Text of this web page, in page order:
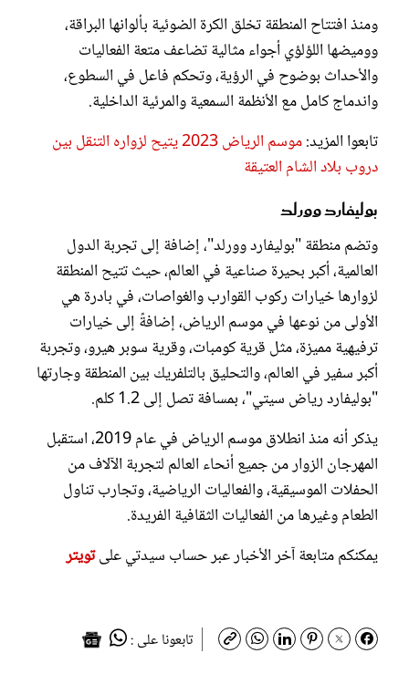
ومنذ افتتاح المنطقة تخلق الكرة الضوئية بألوانها البراقة،
ووميضها اللؤلؤي أجواء مثالية تضاعف متعة الفعاليات
والأحداث بوضوح في الرؤية، وتحكم فاعل في السطوع،
واندماج كامل مع الأنظمة السمعية والمرئية الداخلية.
تابعوا المزيد:
موسم الرياض 2023 يتيح لزواره التنقل بين
دروب بلاد الشام العتيقة
بوليفارد وورلد
وتضم منطقة "بوليفارد وورلد"، إضافة إلى تجربة الدول
العالمية، أكبر بحيرة صناعية في العالم، حيث تتيح المنطقة
لزوارها خيارات ركوب القوارب والغواصات، في بادرة هي
الأولى من نوعها في موسم الرياض، إضافةً إلى خيارات
ترفيهية مميزة، مثل قرية كومبات، وقرية سوبر هيرو، وتجربة
أكبر سفير في العالم، والتحليق بالتلفريك بين المنطقة وجارتها
"بوليفارد رياض سيتي"، بمسافة تصل إلى 1.2 كلم.
يذكر أنه منذ انطلاق موسم الرياض في عام 2019، استقبل
المهرجان الزوار من جميع أنحاء العالم لتجربة الآلاف من
الحفلات الموسيقية، والفعاليات الرياضية، وتجارب تناول
الطعام وغيرها من الفعاليات الثقافية الفريدة.
يمكنكم متابعة آخر الأخبار عبر حساب سيدتي علىتويتر
تابعونا على :